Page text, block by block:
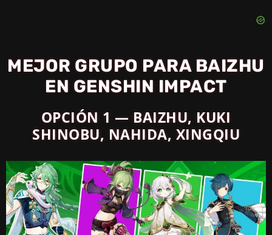
MEJOR GRUPO PARA BAIZHU
EN GENSHIN IMPACT
OPCIÓN 1 — BAIZHU, KUKI
SHINOBU, NAHIDA, XINGQIU